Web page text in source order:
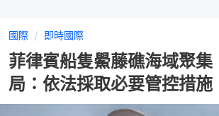
國際 即時國際
菲律賓船隻鱟藤礁海域聚
局：依法採取必要管控措施